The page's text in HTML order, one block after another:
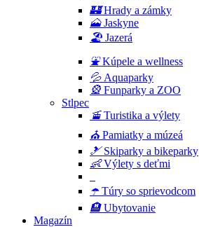
🏰Hrady a zámky
🗻Jaskyne
🏖 Jazerá
⛲️Kúpele a wellness
💦 Aquaparky
🎡Funparky a ZOO
Stlpec
🚡Turistika a výlety
⛪Pamiatky a múzeá
🎿Skiparky a bikeparky
👶Výlety s deťmi
☂️Túry so sprievodcom
🏨Ubytovanie
Magazín